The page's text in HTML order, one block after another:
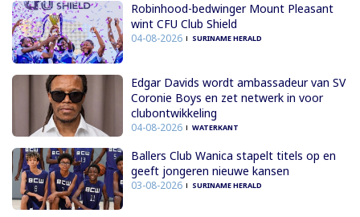
Robinhood-bedwinger Mount Pleasant
wint CFU Club Shield
04-08-2026 SURINAME HERALD
Edgar Davids wordt ambassadeur van SV
Coronie Boys en zet netwerk in voor
clubontwikkeling
04-08-2026 WATERKANT
Ballers Club Wanica stapelt titels op en
geeft jongeren nieuwe kansen
03-08-2026 SURINAME HERALD